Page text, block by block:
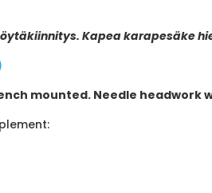
Kapea karapesäke
mounted. Needle headwork